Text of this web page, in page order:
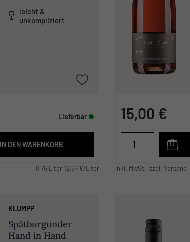
leicht &
unkompliziert
Lieferbar
IN DEN WARENKORB
0,75 Liter 12,67 €/Liter
15,00 €
inkl. MwSt., zzgl. Versand
KLUMPP
Spätburgunder
Hand in Hand